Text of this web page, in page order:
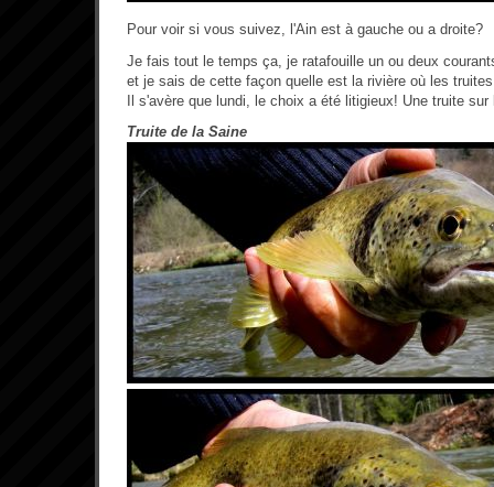
Pour voir si vous suivez, l'Ain est à gauche ou a droite?
Je fais tout le temps ça, je ratafouille un ou deux
et je sais de cette façon quelle est la rivière où les
Il s'avère que lundi, le choix a été litigieux! Une truite
Truite de la Saine